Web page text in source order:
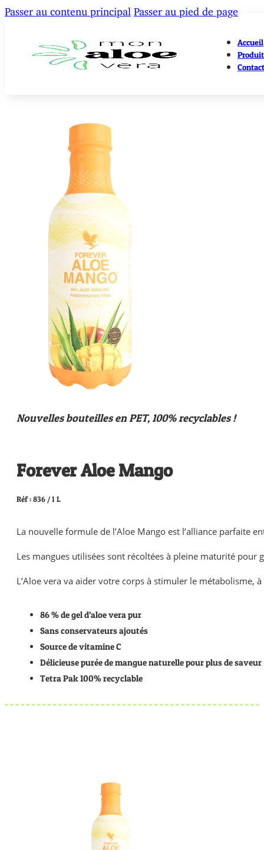
Passer au contenu principal Passer au pied de page
Accueil
Contact
Nouvelles bouteilles en PET, 100% recyclables !
Forever Aloe Mango
Réf : 836 / 1 L
La nouvelle formule de l’Aloe Mango est l’alliance parfaite
Les mangues utilisées sont récoltées à pleine maturité
L’Aloe vera va aider votre corps à stimuler le
86 % de gel d’aloe vera pur
Sans conservateurs ajoutés
Source de vitamine C
Délicieuse purée de mangue naturelle pour plus de saveur
Tetra Pak 100% recyclable